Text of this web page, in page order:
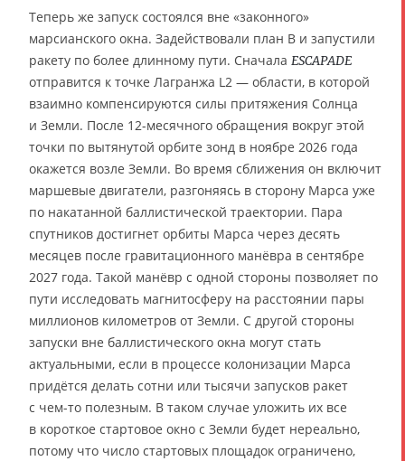
Теперь же запуск состоялся вне «законного»
марсианского окна. Задействовали план B и запустили
ракету по более длинному пути. Сначала ESCAPADE
отправится к точке Лагранжа L2 — области, в которой
взаимно компенсируются силы притяжения Солнца
и Земли. После 12-месячного обращения вокруг этой
точки по вытянутой орбите зонд в ноябре 2026 года
окажется возле Земли. Во время сближения он включит
маршевые двигатели, разгоняясь в сторону Марса уже
по накатанной баллистической траектории. Пара
спутников достигнет орбиты Марса через десять
месяцев после гравитационного манёвра в сентябре
2027 года. Такой манёвр с одной стороны позволяет по
пути исследовать магнитосферу на расстоянии пары
миллионов километров от Земли. С другой стороны
запуски вне баллистического окна могут стать
актуальными, если в процессе колонизации Марса
придётся делать сотни или тысячи запусков ракет
с чем-то полезным. В таком случае уложить их все
в короткое стартовое окно с Земли будет нереально,
потому что число стартовых площадок ограничено,